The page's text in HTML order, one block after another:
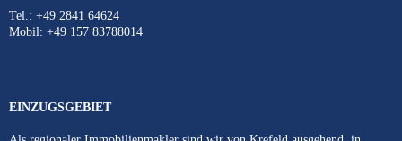
Tel.: +49 2841 64624
Mobil: +49 157 83788014
EINZUGSGEBIET